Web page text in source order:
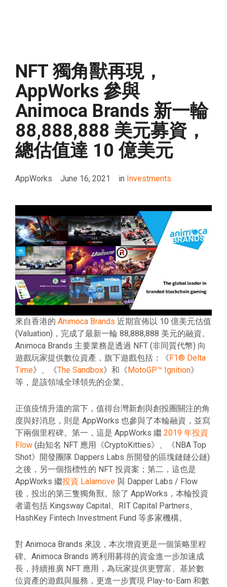
NFT 獨角獸再現，
AppWorks 參與
Animoca Brands 新一輪
88,888,888 美元募資，
總估值達 10 億美元
AppWorks June 16, 2021 in Investments
來自香港的 Animoca Brands 近期宣佈以 10 億美元估值
(Valuation)，完成了最新一輪 88,888,888 美元的融資。
Animoca Brands 主要業務是透過 NFT (非同質代幣) 向
遊戲玩家提供數位資產，旗下遊戲包括：《F1® Delta
Time》、《The Sandbox》和《MotoGP™ Ignition》
等，是該領域全球領先的企業。
正值疫情升溫的當下，值得台灣新創與創投圈關注的角
度與好消息，則是 AppWorks 也參與了本輪融資，並寫
下兩個里程碑。第一，這是 AppWorks 繼 2019 年投資
Flow (由知名 NFT 應用《CryptoKitties》、《NBA Top
Shot》開發團隊 Dappers Labs 所開發的區塊鏈鏈公鏈)
之後，另一個指標性的 NFT 投資案；第二，這也是
AppWorks 繼投資 Lalamove 與 Dapper Labs / Flow
後，投出的第三隻獨角獸。除了 AppWorks，本輪投資
者還包括 Kingsway Capital、RIT Capital Partners、
HashKey Fintech Investment Fund 等多家機構。
對 Animoca Brands 來說，本次增資更是一個策略里程
碑。Animoca Brands 將利用募得的資金進一步加速成
長，持續推廣 NFT 應用，為玩家提供更豐富、基於數
位資產的遊戲與服務，更進一步實現 Play-to-Earn 和數